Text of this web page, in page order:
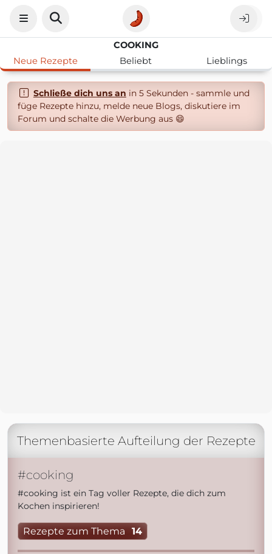
COOKING
Neue Rezepte
Beliebt Lieblings
Schließe dich uns an in 5 Sekunden - sammle und
füge Rezepte hinzu, melde neue Blogs, diskutiere im
Forum und schalte die Werbung aus 😄
Themenbasierte Aufteilung der Rezepte
#cooking
#cooking ist ein Tag voller Rezepte, die dich zum
Kochen inspirieren!
Rezepte zum Thema 14